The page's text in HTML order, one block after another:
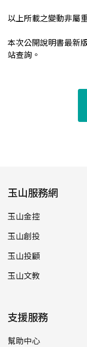
以上所載之變動非屬
本次公開說明書最新
站查詢。
玉山服務網
玉山金控
玉山創投
玉山投顧
玉山文教
支援服務
幫助中心